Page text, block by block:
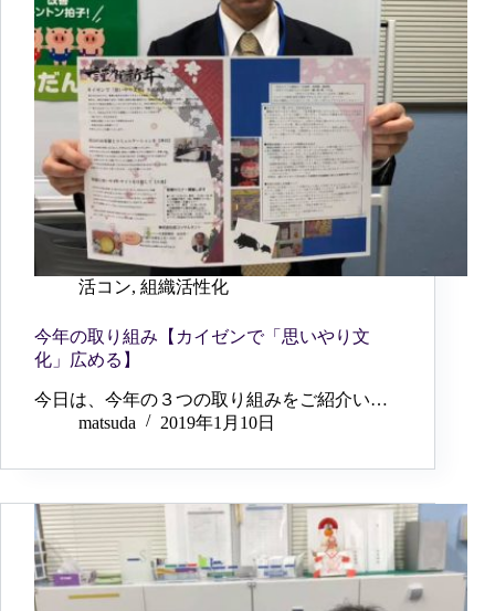
活コン, 組織活性化
今年の取り組み【カイゼンで「思いやり文
化」広める】
今日は、今年の３つの取り組みをご紹介い…
matsuda
2019年1月10日